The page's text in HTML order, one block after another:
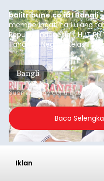
balitribune.co.id I Bangli
memperingati hari ulang
Republik Indonesia ( HUT
Tahanan Negara Kelas II B
kegiatan pemeriksaan
(6/8/2026).
Bangli
Submitted bycontributor
Baca
Iklan